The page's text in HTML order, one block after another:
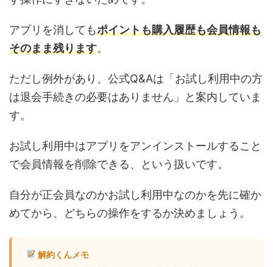
アプリを消してもポイントも購入履歴も会員情報も
そのまま残ります。
ただし例外があり、公式Q&Aは「お試し利用中の方
は退会手続きの必要はありません」と案内していま
す。
お試し利用中はアプリをアンインストールすること
で会員情報を削除できる、という扱いです。
自分が正会員なのかお試し利用中なのかを先に確か
めてから、どちらの操作をするか決めましょう。
解約くんメモ